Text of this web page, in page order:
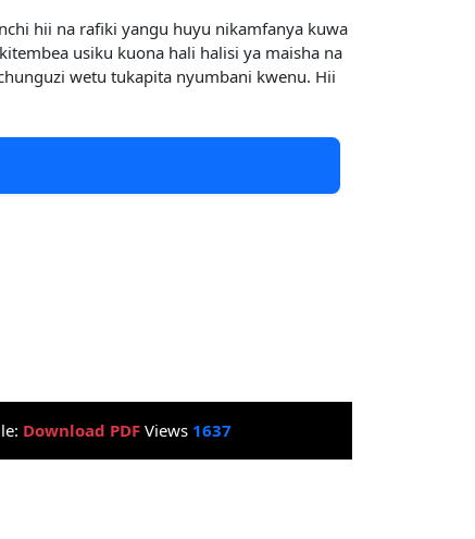
hii na rafiki yangu huyu nikamfanya kuwa
usiku kuona hali halisi ya maisha na
wetu tukapita nyumbani kwenu. Hii
Download PDF Views 1637